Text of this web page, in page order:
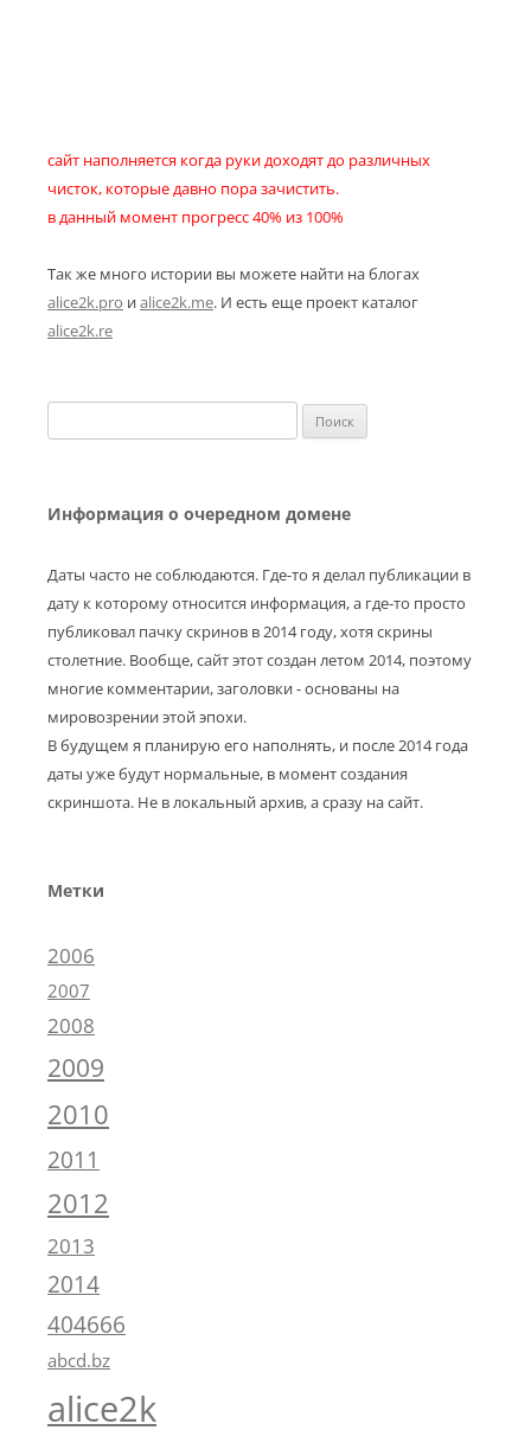
сайт наполняется когда руки доходят до различных
чисток, которые давно пора зачистить.
в данный момент прогресс 40% из 100%
Так же много истории вы можете найти на блогах
alice2k.pro иalice2k.me. И есть еще проект каталог
alice2k.re
Информация о очередном домене
Даты часто не соблюдаются. Где-то я делал публикации в
дату к которому относится информация, а где-то просто
публиковал пачку скринов в 2014 году, хотя скрины
столетние. Вообще, сайт этот создан летом 2014, поэтому
многие комментарии, заголовки - основаны на
мировозрении этой эпохи.
В будущем я планирую его наполнять, и после 2014 года
даты уже будут нормальные, в момент создания
скриншота. Не в локальный архив, а сразу на сайт.
Метки
2006
2007
2008
2009
2010
2011
2012
2013
2014
404666
abcd.bz
alice2k